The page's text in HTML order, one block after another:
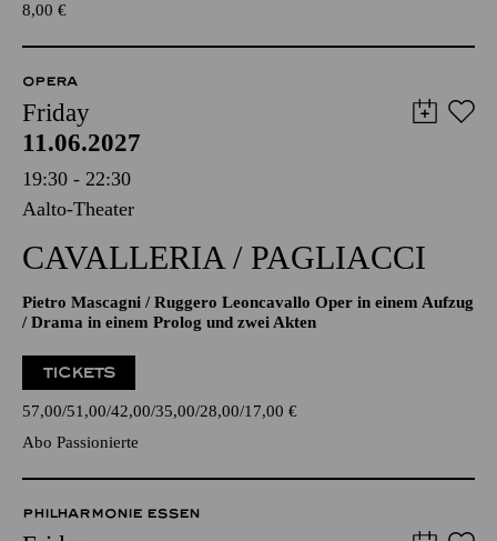
8,00 €
OPERA
Friday
11.06.2027
19:30 - 22:30
Aalto-Theater
CAVALLERIA / PAGLIACCI
Pietro Mascagni / Ruggero Leoncavallo Oper in einem Aufzug
/ Drama in einem Prolog und zwei Akten
TICKETS
57,00 51,00 42,00 35,00 28,00 17,00 €
Abo Passionierte
PHILHARMONIE ESSEN